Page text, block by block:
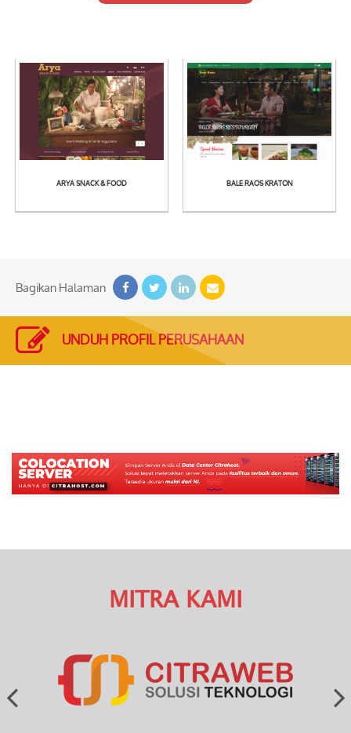
See
Detail
ARYA SNACK & FOOD See
Detail
BALE RAOS KRATON
Bagikan Halaman
UNDUH PROFIL PERUSAHAAN
MITRA KAMI